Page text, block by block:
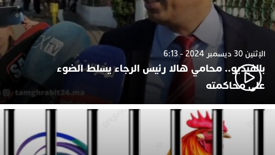
الإثنين 30 ديسمبر 2024 - 6:13
بالفيديو.. محامي هالا رئيس الرجاء يسلط الضوء
على محاكمته